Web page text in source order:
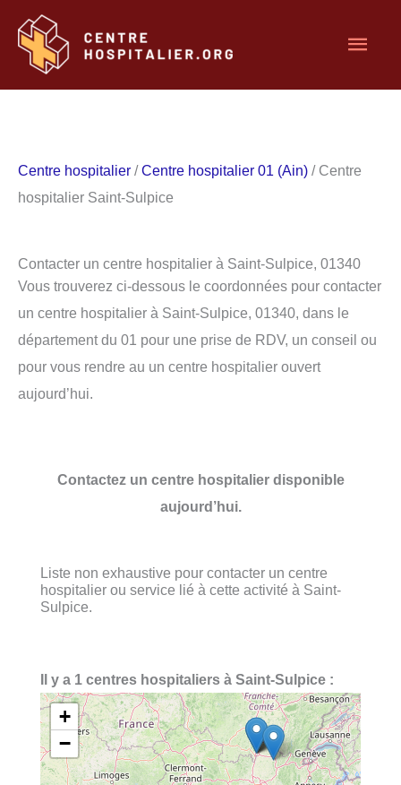
contenu
Centre hospitalier /Centre hospitalier 01 (Ain) / Centre
hospitalier Saint-Sulpice
Contacter un centre hospitalier à Saint-Sulpice, 01340
Vous trouverez ci-dessous le coordonnées pour contacter
un centre hospitalier à Saint-Sulpice, 01340, dans le
département du 01 pour une prise de RDV, un conseil ou
pour vous rendre au un centre hospitalier ouvert
aujourd’hui.
Contactez un centre hospitalier disponible
aujourd’hui.
Liste non exhaustive pour contacter un centre
hospitalier ou service lié à cette activité à Saint-
Sulpice.
Il y a 1 centres hospitaliers à Saint-Sulpice :
+
−